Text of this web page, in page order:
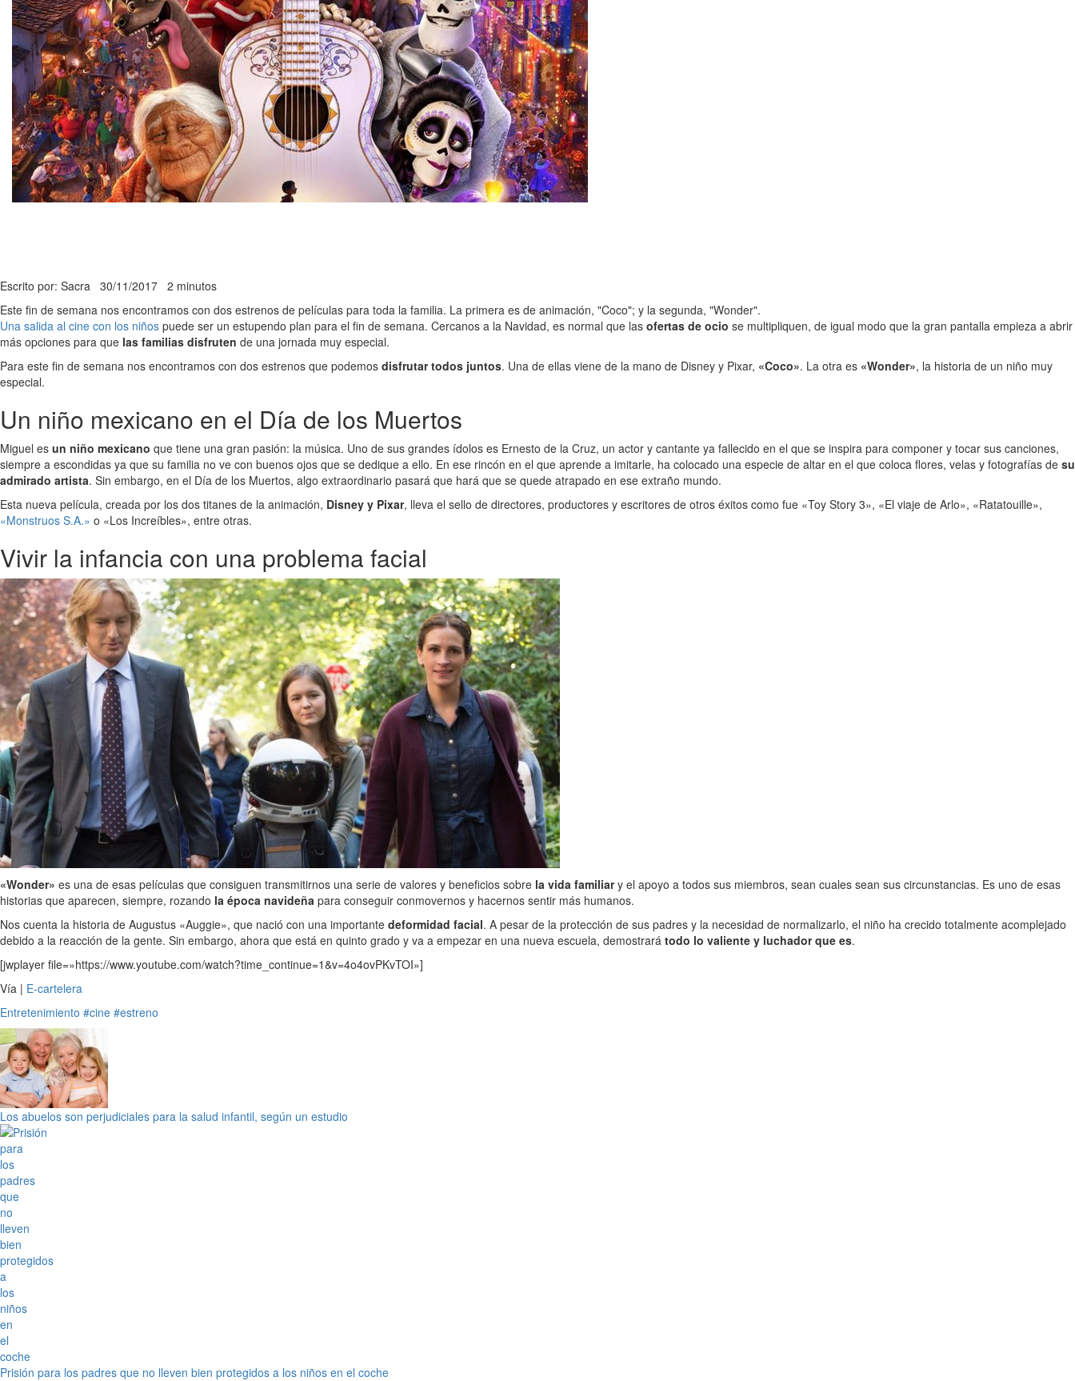
Escrito por: Sacra 30/11/2017 2 minutos
Este fin de semana nos encontramos con dos estrenos de películas para toda la familia. La primera es de animación, "Coco"; y la segunda, "Wonder".
Una salida al cine con los niños puede ser un estupendo plan para el fin de semana. Cercanos a la Navidad, es normal que las ofertas de ocio se multipliquen, de igual modo que la gran pantalla empieza a abrir
más opciones para que las familias disfruten de una jornada muy especial.
Para este fin de semana nos encontramos con dos estrenos que podemos disfrutar todos juntos. Una de ellas viene de la mano de Disney y Pixar, «Coco». La otra es «Wonder», la historia de un niño muy
especial.
Un niño mexicano en el Día de los Muertos
Miguel es un niño mexicano que tiene una gran pasión: la música. Uno de sus grandes ídolos es Ernesto de la Cruz, un actor y cantante ya fallecido en el que se inspira para componer y tocar sus canciones,
siempre a escondidas ya que su familia no ve con buenos ojos que se dedique a ello. En ese rincón en el que aprende a imitarle, ha colocado una especie de altar en el que coloca flores, velas y fotografías de su
admirado artista. Sin embargo, en el Día de los Muertos, algo extraordinario pasará que hará que se quede atrapado en ese extraño mundo.
Esta nueva película, creada por los dos titanes de la animación, Disney y Pixar, lleva el sello de directores, productores y escritores de otros éxitos como fue «Toy Story 3», «El viaje de Arlo», «Ratatouille»,
«Monstruos S.A.» o «Los Increíbles», entre otras.
Vivir la infancia con una problema facial
«Wonder» es una de esas películas que consiguen transmitirnos una serie de valores y beneficios sobre la vida familiary el apoyo a todos sus miembros, sean cuales sean sus circunstancias. Es uno de esas
historias que aparecen, siempre, rozando la época navideña para conseguir conmovernos y hacernos sentir más humanos.
Nos cuenta la historia de Augustus «Auggie», que nació con una importante deformidad facial. A pesar de la protección de sus padres y la necesidad de normalizarlo, el niño ha crecido totalmente acomplejado
debido a la reacción de la gente. Sin embargo, ahora que está en quinto grado y va a empezar en una nueva escuela, demostrará todo lo valiente y luchador que es.
[jwplayer file=»https://www.youtube.com/watch?time_continue=1&v=4o4ovPKvTOI»]
Vía | E-cartelera
Entretenimiento #cine #estreno
Los abuelos son perjudiciales para la salud infantil, según un estudio
Prisión para los padres que no lleven bien protegidos a los niños en el coche